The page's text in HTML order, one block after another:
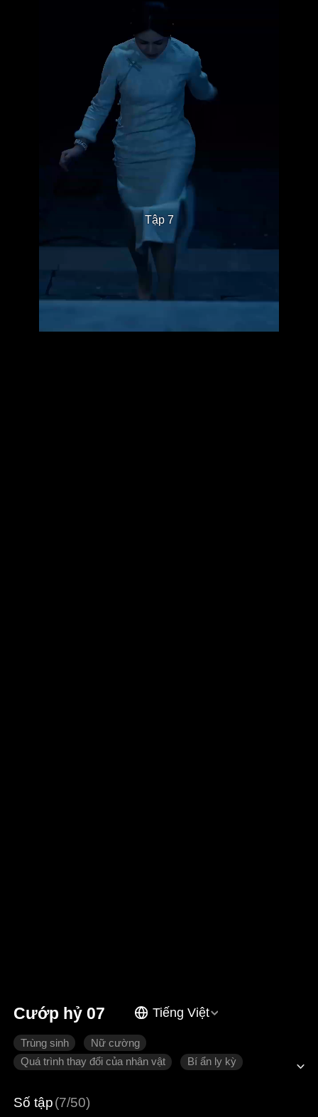
Tập 7
Cướp hỷ 07 Tiếng Việt
Trùng sinh
Nữ cường
Quá trình thay đổi của nhân vật
Bí ẩn ly kỳ
Số tập(7/50)